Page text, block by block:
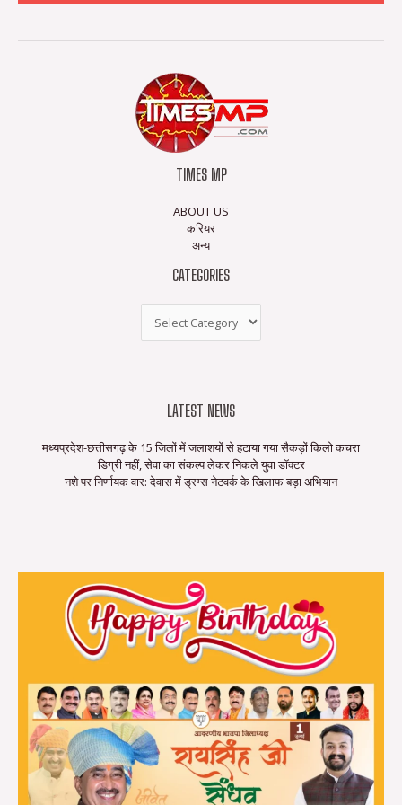
TIMES MP
ABOUT US
करियर
अन्य
CATEGORIES
LATEST NEWS
मध्यप्रदेश-छत्तीसगढ़ के 15 जिलों में जलाशयों से हटाया गया सैकड़ों किलो कचरा
डिग्री नहीं, सेवा का संकल्प लेकर निकले युवा डॉक्टर
नशे पर निर्णायक वार: देवास में ड्रग्स नेटवर्क के खिलाफ बड़ा अभियान